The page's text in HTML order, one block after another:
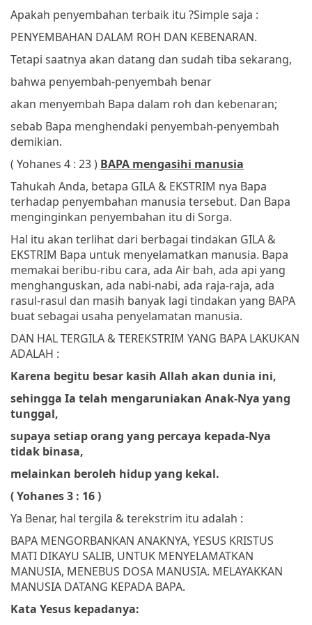
Apakah penyembahan terbaik itu ?Simple saja :
PENYEMBAHAN DALAM ROH DAN KEBENARAN.
Tetapi saatnya akan datang dan sudah tiba sekarang,
bahwa penyembah-penyembah benar
akan menyembah Bapa dalam roh dan kebenaran;
sebab Bapa menghendaki penyembah-penyembah
demikian.
( Yohanes 4 : 23 ) BAPA mengasihi manusia
Tahukah Anda, betapa GILA & EKSTRIM nya Bapa
terhadap penyembahan manusia tersebut. Dan Bapa
menginginkan penyembahan itu di Sorga.
Hal itu akan terlihat dari berbagai tindakan GILA &
EKSTRIM Bapa untuk menyelamatkan manusia. Bapa
memakai beribu-ribu cara, ada Air bah, ada api yang
menghanguskan, ada nabi-nabi, ada raja-raja, ada
rasul-rasul dan masih banyak lagi tindakan yang BAPA
buat sebagai usaha penyelamatan manusia.
DAN HAL TERGILA & TEREKSTRIM YANG BAPA LAKUKAN
ADALAH :
Karena begitu besar kasih Allah akan dunia ini,
sehingga Ia telah mengaruniakan Anak-Nya yang
tunggal,
supaya setiap orang yang percaya kepada-Nya
tidak binasa,
melainkan beroleh hidup yang kekal.
( Yohanes 3 : 16 )
Ya Benar, hal tergila & terekstrim itu adalah :
BAPA MENGORBANKAN ANAKNYA, YESUS KRISTUS
MATI DIKAYU SALIB, UNTUK MENYELAMATKAN
MANUSIA, MENEBUS DOSA MANUSIA. MELAYAKKAN
MANUSIA DATANG KEPADA BAPA.
Kata Yesus kepadanya: